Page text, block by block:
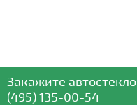
Закажите автостекло
(495) 135-00-54